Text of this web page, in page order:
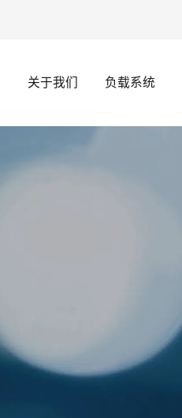
关于我们 负载系统